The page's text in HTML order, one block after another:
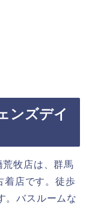
ンズデイ
荒牧店は、群馬
着店です。徒歩
。バスルームな